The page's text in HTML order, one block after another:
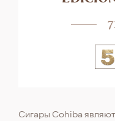
Сигары Cohiba